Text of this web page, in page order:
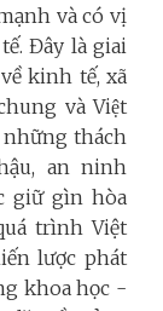
và có vị
Đây là giai
kinh tế, xã
và Việt
thách
an ninh
giữ gìn hòa
trình Việt
lược phát
khoa học -